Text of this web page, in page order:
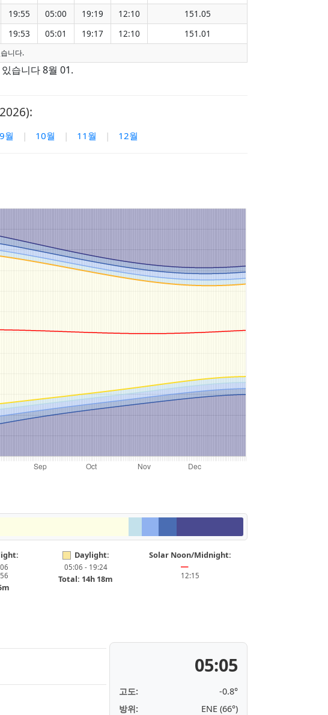
19:55 05:00 19:19 12:10
151.05
19:53 05:01 19:17 12:10 151.01
니다.
습니다 8월 01.
9월 | 10월 | 11월 | 12월
Daylight:
05:06 - 19:24
Total: 14h 18m
Solar Noon/Midnight:
━
12:15
05:05
고도:
-0.8°
방위:
ENE (66°)